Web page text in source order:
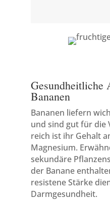
Gesundheitliche
Bananen
Bananen liefern
und sind gut für die
reich ist ihr Gehalt
Magnesium.
sekundäre
der Banane
resistene Stärke
Darmgesundheit.